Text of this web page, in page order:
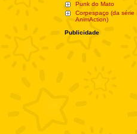
Punk do Mato
Corpespaço (da série
AnimAction)
Publicidade